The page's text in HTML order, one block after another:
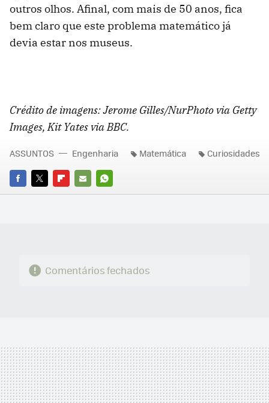
outros olhos. Afinal, com mais de 50 anos, fica
bem claro que este problema matemático já
devia estar nos museus.
Crédito de imagens:Jerome Gilles/NurPhoto via Getty
Images, Kit Yates via BBC.
FACEBOOK
TWITTERFLIPBOARD
E-
WHATSAPP
ASSUNTOS Engenharia Matemática Curiosidades
Comentários fechados